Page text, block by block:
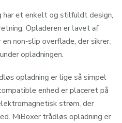
har et enkelt og stilfuldt design,
Opladeren er lavet af
non-slip overflade, der sikrer,
opladningen.
opladning er lige så simpel
enhed er placeret på
strøm, der
MiBoxer trådløs opladning er